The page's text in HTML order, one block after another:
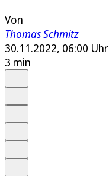
Von
Thomas Schmitz
30.11.2022, 06:00 Uhr
3 min